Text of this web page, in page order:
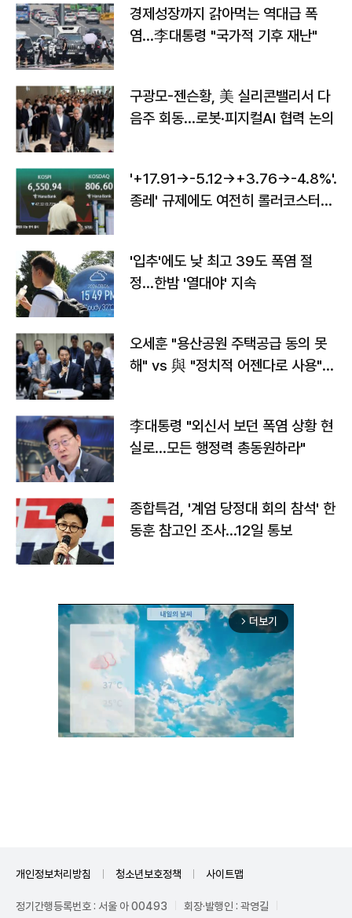
경제성장까지 갉아먹는 역대급 폭
염…李대통령 "국가적 기후 재난"
구광모-젠슨황, 美 실리콘밸리서 다
음주 회동…로봇·피지컬AI 협력 논의
'+17.91→-5.12→+3.76→-4.8%'…'
종레' 규제에도 여전히 롤러코스터
'입추'에도 낮 최고 39도 폭염 절
정…한밤 '열대야' 지속
오세훈 "용산공원 주택공급 동의 못
해" vs 與 "정치적 어젠다로 사용"
李대통령 "외신서 보던 폭염 상황 현
실로…모든 행정력 총동원하라"
종합특검, '계엄 당정대 회의 참석' 한
동훈 참고인 조사...12일 통보
arrow_forward_ios 더보기
개인정보처리방침 청소년보호정책 사이트맵
정기간행등록번호 : 서울 아 00493 회장·발행인 : 곽영길